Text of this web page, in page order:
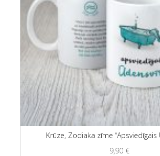
Krūze, Zodiaka zīme “Apsviedīgais
9,90 €